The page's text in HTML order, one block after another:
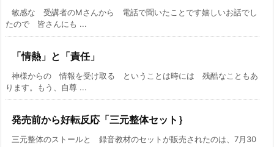
敏感な 受講者のMさんから 電話で聞いたことです嬉しいお話でし
たので 皆さんにも ...
「情熱」と「責任」
神様からの 情報を受け取る ということは時には 残酷なこともあ
ります。もう、自尊 ...
発売前から好転反応「三元整体セット｝
三元整体のストールと 録音教材のセットが販売されたのは、7月30